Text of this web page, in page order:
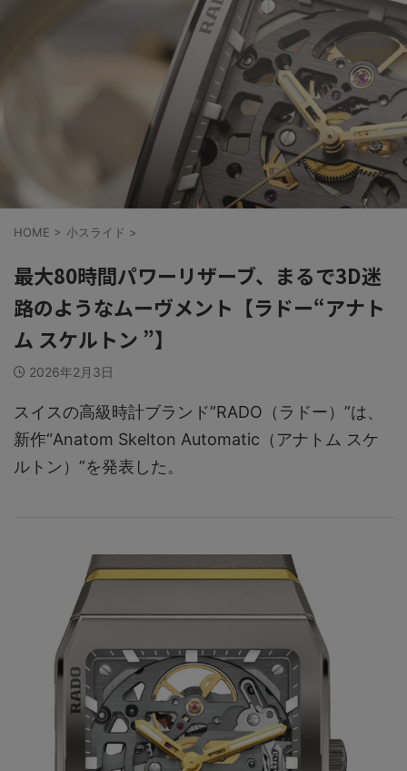
HOME > 小スライド >
最大80時間パワーリザーブ、まるで3D迷
路のようなムーヴメント【ラドー“アナト
ム スケルトン ”】
2026年2月3日
スイスの高級時計ブランド”RADO（ラドー）”は、
新作“Anatom Skelton Automatic（アナトム スケ
ルトン）”を発表した。